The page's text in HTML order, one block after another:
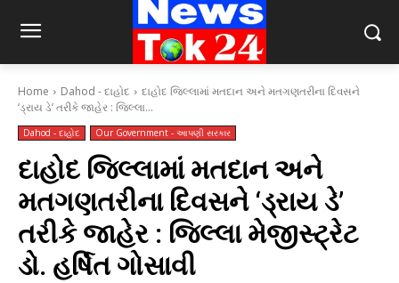
Home Dahod - દાહોદ
દાહોદ જિલ્લામાં મતદાન અને મતગણતરીના દિવસને
‘ડ્રાય ડે’ તરીકે જાહેર : જિલ્લા...
Dahod - દાહોદ Our Government - આપણી સરકાર
દાહોદ જિલ્લામાં મતદાન અને
મતગણતરીના દિવસને ‘ડ્રાય ડે’
તરીકે જાહેર : જિલ્લા મેજીસ્ટ્રેટ
ડો. હર્ષિત ગોસાવી